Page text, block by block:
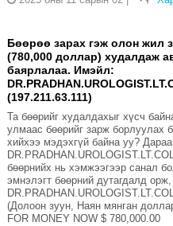
Бөөрөө зарах гэж олон жил
(780,000 доллар) худалдаж
баярлалаа. Имэйл:
(197.211.63.111)
Та бөөрийг худалдахыг хүсч
улмаас бөөрийг зарж борлуулах
хийхээ мэдэхгүй байна уу?
бөөрнийх нь хэмжээгээр санал
эмнэлэгт бөөрний дутагдалд
(Долоон зуун, Наян мянган
FOR MONEY NOW $ 780,000.00